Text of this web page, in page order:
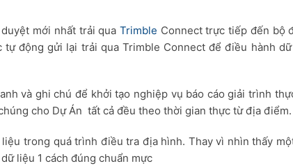
mới nhất trải qua Trimble Connect trực tiếp đến bộ
động gửi lại trải qua Trimble Connect để điều hành
và ghi chú để khởi tạo nghiệp vụ báo cáo giải trình
cho Dự Án tất cả đều theo thời gian thực từ địa điểm.
trong quá trình điều tra địa hình. Thay vì nhìn thấy
liệu 1 cách đúng chuẩn mực